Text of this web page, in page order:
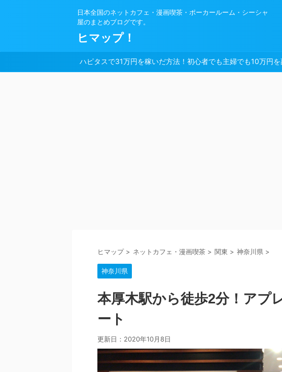
日本全国のネットカフェ・漫画喫茶・ポーカールーム・シーシャ
屋のまとめブログです。
ヒマップ！
ハピタスで31万円を稼いだ方法！初心者でも主婦でも10万円を
ヒマップ> ネットカフェ・漫画喫茶 > 関東 > 神奈川県 >
神奈川県
本厚木駅から徒歩2分！アプ
ート
更新日： 2020年10月8日